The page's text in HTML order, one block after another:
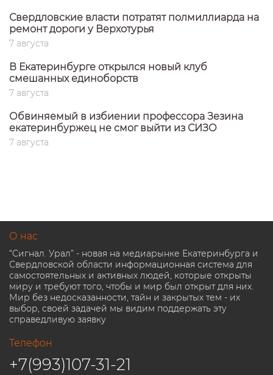
Свердловские власти потратят полмиллиарда на
ремонт дороги у Верхотурья
7 августа
В Екатеринбурге открылся новый клуб
смешанных единоборств
7 августа
Обвиняемый в избиении профессора Зезина
екатеринбуржец не смог выйти из СИЗО
7 августа
О нас
“Сигнал. Урал” - новая на медиарынке Екатеринбурга и
Свердловской области информационная система для
самостоятельных и активных людей, которые открыты
миру и требуют того, чтобы и мир был открыт для них.
Мир без недосказанности, тайн и закрытых тем - их
выбор, своей задачей мы видим поддержать эту
справедливую заявку
Телефон
+7(993)107-31-21